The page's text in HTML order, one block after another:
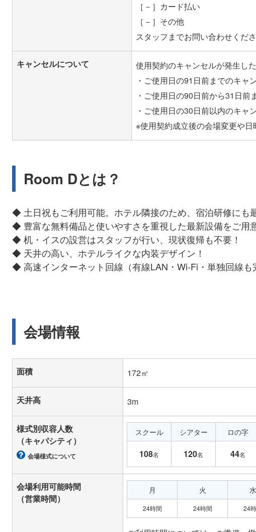
［－］カード払い
［－］その他
キャンセルについて
使用契約のキャンセルが発生し
・ご使用日の91日前までのキャ
・ご使用日の90日前から31日
・ご使用日の30日前以内のキャ
Room Dとは？
◆ 土日祝もご利用可能。ホテル隣接のため、宿泊研修にも
◆ 豊富な無料備品と使いやすさを重視した最新設備をご用
◆ 机・イスの設営はスタッフが行い、現状復帰も不要！
◆ 天井の高い、ホテルライクな内装デザイン！
◆ 高速インターネット回線（有線LAN・Wi-Fi・単独回線も
会場情報
面積 172㎡
天井高 3m
様式別収容人数
（キャパシティ）
会場様式について
スクール
108名
シアター
120名
ロの字
44名
会場利用可能時間
（営業時間）
月
24時間
火
24時間
水
24